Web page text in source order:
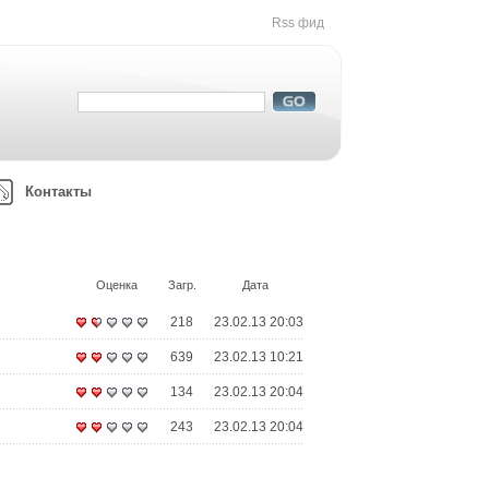
Rss фид
Контакты
Дата
Загр.
Оценка
23.02.13 20:03
218
23.02.13 10:21
639
23.02.13 20:04
134
23.02.13 20:04
243